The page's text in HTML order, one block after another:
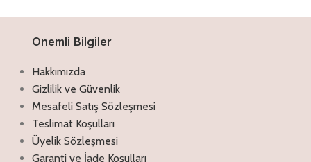
Onemli Bilgiler
Hakkımızda
Gizlilik ve Güvenlik
Mesafeli Satış Sözleşmesi
Teslimat Koşulları
Üyelik Sözleşmesi
Garanti ve İade Koşulları